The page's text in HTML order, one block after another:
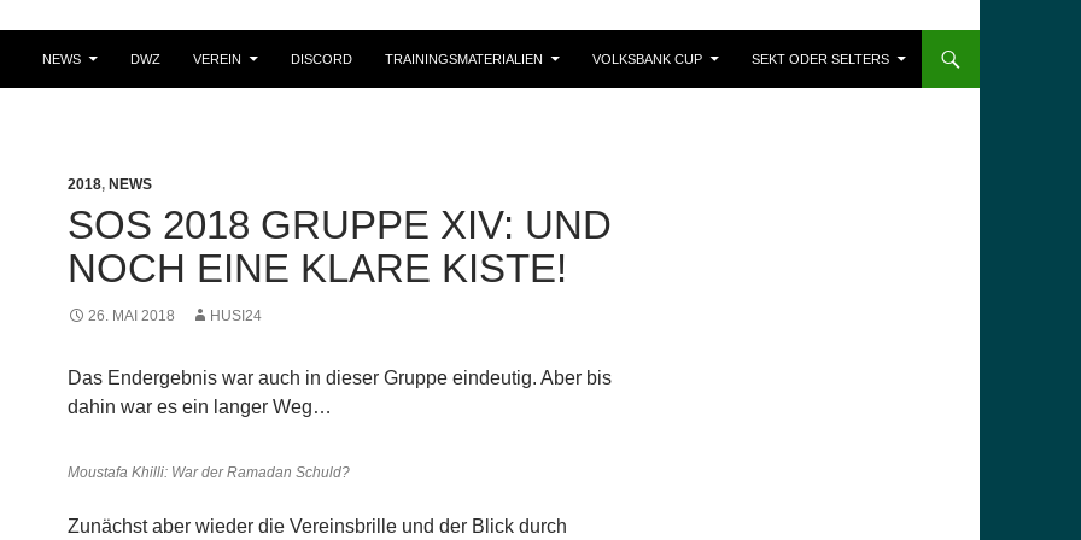
NEWS DWZ VEREIN DISCORD TRAININGSMATERIALIEN VOLKSBANK CUP SEKT ODER SELTERS
2018, NEWS
SOS 2018 GRUPPE XIV: UND
NOCH EINE KLARE KISTE!
26. MAI 2018 HUSI24
Das Endergebnis war auch in dieser Gruppe eindeutig. Aber bis
dahin war es ein langer Weg…
Moustafa Khilli: War der Ramadan Schuld?
Zunächst aber wieder die Vereinsbrille und der Blick durch